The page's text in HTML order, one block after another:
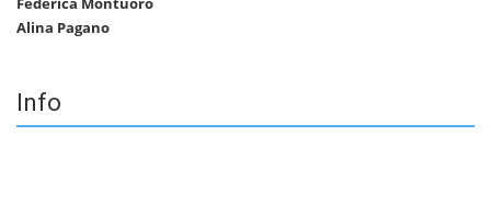
Alina Pagano
Info